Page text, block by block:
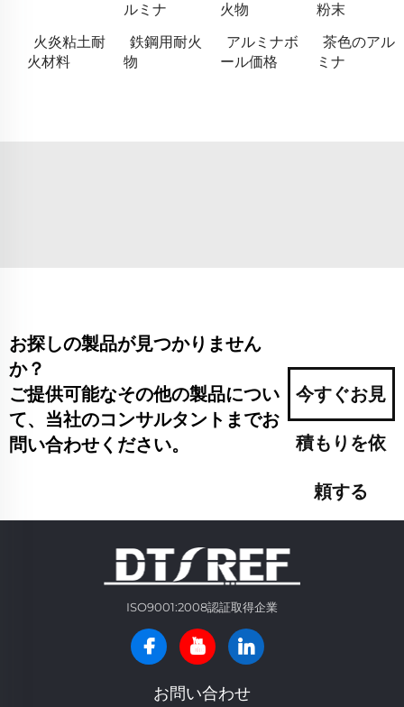
ルミナ
火物
粉末
火炎粘土耐
火材料
鉄鋼用耐火
物
アルミナボ
ール価格
茶色のアル
ミナ
お探しの製品が見つかりません
か？
ご提供可能なその他の製品につい
て、当社のコンサルタントまでお
問い合わせください。
今すぐお見
積もりを依
頼する
ISO9001:2008認証取得企業
お問い合わせ